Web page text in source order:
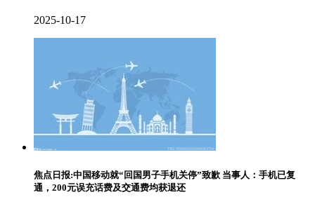
2025-10-17
焦点日报:中国移动就“回国男子手机关停”致歉 当事人：手机已复
通，200元误充话费及交通费均获退还